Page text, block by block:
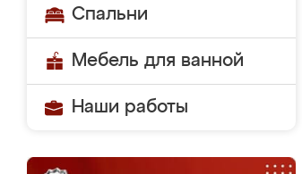
Спальни
Мебель для ванной
Наши работы